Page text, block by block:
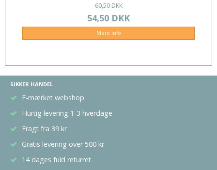
60,50 DKK
54,50 DKK
Mere info
SIKKER HANDEL
E-mærket webshop
Hurtig levering 1-3 hverdage
Fragt fra 39 kr
Gratis levering over 500 kr
14 dages fuld returret